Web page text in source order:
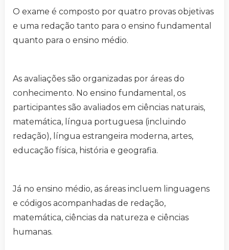
O exame é composto por quatro provas objetivas
e uma redação tanto para o ensino fundamental
quanto para o ensino médio.
As avaliações são organizadas por áreas do
conhecimento. No ensino fundamental, os
participantes são avaliados em ciências naturais,
matemática, língua portuguesa (incluindo
redação), língua estrangeira moderna, artes,
educação física, história e geografia.
Já no ensino médio, as áreas incluem linguagens
e códigos acompanhadas de redação,
matemática, ciências da natureza e ciências
humanas.